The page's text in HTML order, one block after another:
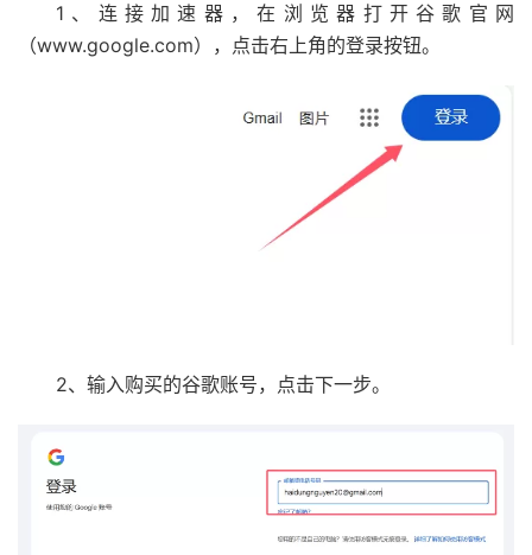
1、连接加速器，在浏览器打开谷歌官网
（www.google.com），点击右上角的登录按钮。
2、输入购买的谷歌账号，点击下一步。